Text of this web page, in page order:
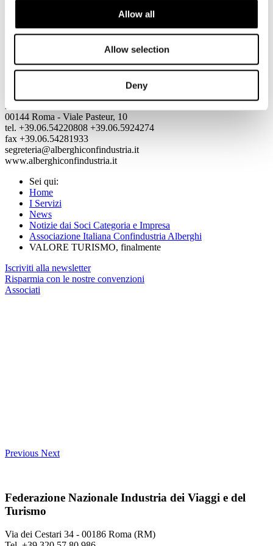
Allow all
Allow selection
Deny
accolla per svolgere una funzione che sarebbe dell'amministrazione.
Un intervento é necessario. Anche su questo chiediamo al Ministro
un intervento coraggioso, ma i segnali di oggi danno spazio alla
Roma, 17 ottobre 2013
ASSOCIAZIONE ITALIANA CONFINDUSTRIA ALBERGHI
00144 Roma - Viale Pasteur, 10
tel. +39.06.54220808 +39.06.5924274
fax +39.06.54281933
segreteria@alberghiconfindustria.it
www.alberghiconfindustria.it
Sei qui:
Home
I Servizi
News
Notizie dai Soci Categoria e Impresa
Associazione Italiana Confindustria Alberghi
VALORE TURISMO, finalmente
Iscriviti alla newsletter
Risparmia con le nostre convenzioni
Associati
Previous Next
Federazione Nazionale Industria dei Viaggi e del
Turismo
Via dei Cestari 34 - 00186 Roma (RM)